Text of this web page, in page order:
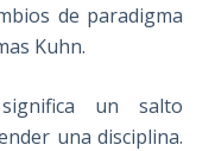
de paradigma
Kuhn.
un salto
una disciplina.